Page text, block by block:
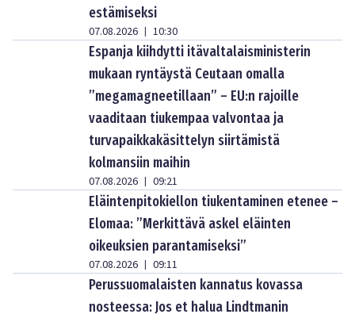
estämiseksi
07.08.2026 | 10:30
Espanja kiihdytti itävaltalaisministerin
mukaan ryntäystä Ceutaan omalla
”megamagneetillaan” – EU:n rajoille
vaaditaan tiukempaa valvontaa ja
turvapaikkakäsittelyn siirtämistä
kolmansiin maihin
07.08.2026 | 09:21
Eläintenpitokiellon tiukentaminen etenee –
Elomaa: ”Merkittävä askel eläinten
oikeuksien parantamiseksi”
07.08.2026 | 09:11
Perussuomalaisten kannatus kovassa
nosteessa: Jos et halua Lindtmanin